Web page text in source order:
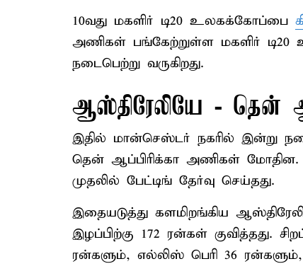
10வது மகளிர் டி20 உலகக்கோப்பை
அணிகள் பங்கேற்றுள்ள மகளிர் டி20
நடைபெற்று வருகிறது.
ஆஸ்திரேலியே - தென்
இதில் மான்செஸ்டர் நகரில் இன்று
தென் ஆப்பிரிக்கா அணிகள்
முதலில் பேட்டிங் தேர்வு செய்தது.
இதையடுத்து களமிறங்கிய
இழப்பிற்கு 172 ரன்கள் குவித்தது.
ரன்களும், எல்லிஸ் பெரி 36